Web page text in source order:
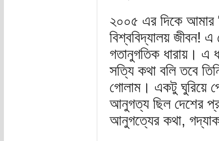
২০০৫ এর দিকে আমার
বিশ্ববিদ্যালয় জীবন!
গতানুগতিক ধারায়। এ
সত্যি কথা বলি তবে
গোলাম। একটু ঘুরিয়ে
আনুগত্য ছিল দেশের
আনুগত্যের কথা,